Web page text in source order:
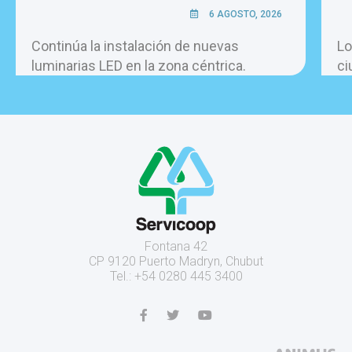
6 AGOSTO, 2026
Continúa la instalación de nuevas
luminarias LED en la zona céntrica.
Fontana 42
CP 9120 Puerto Madryn, Chubut
Tel.: +54 0280 445 3400